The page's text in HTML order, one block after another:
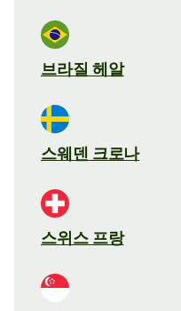
브라질 헤알
스웨덴 크로나
스위스 프랑